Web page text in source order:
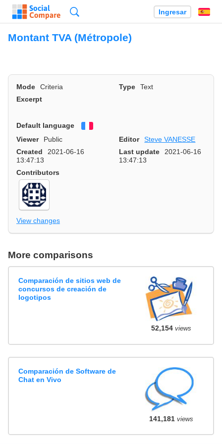
Ingresar
Montant TVA (Métropole)
Mode Criteria Type
Text
Excerpt
Default language
Viewer
Public Editor
Steve VANESSE
Created
2021-06-16
13:47:13
Last update
2021-06-16
13:47:13
Contributors
View changes
More comparisons
Comparación de sitios web de
concursos de creación de
logotipos
52,154views
Comparación de Software de
Chat en Vivo
141,181views